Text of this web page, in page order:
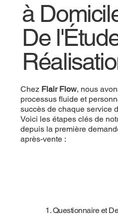
à
De
Chez Flair Flow, nous
processus fluide et
succès de chaque service
Voici les étapes clés de
depuis la première
après-vente :
1. Questionnaire et